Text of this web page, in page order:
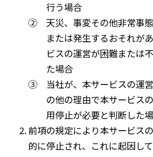
行う場合
② 天災、事変その他非常事態
または発生するおそれが
ビスの運営が困難または
た場合
③ 当社が、本サービスの運
の他の理由で本サービス
用停止が必要と判断した
前項の規定により本サービス
的に停止され、これに起因し